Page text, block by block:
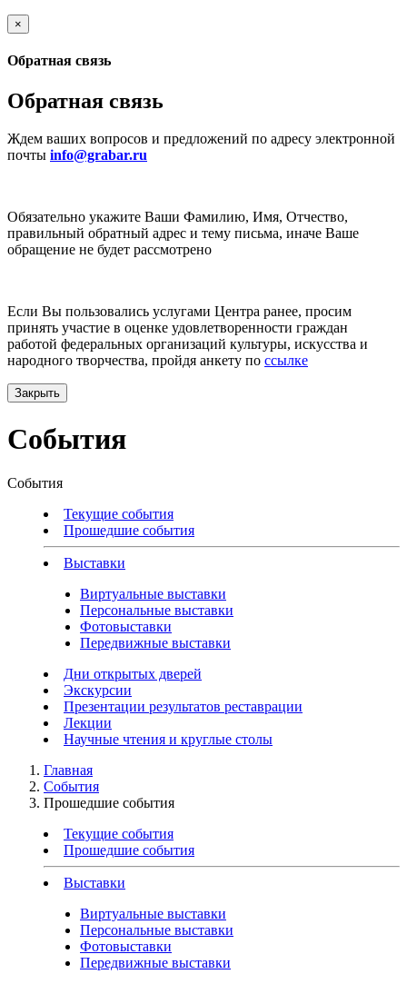
×
Обратная связь
Обратная связь
Ждем ваших вопросов и предложений по адресу электронной
почты info@grabar.ru
Обязательно укажите Ваши Фамилию, Имя, Отчество,
правильный обратный адрес и тему письма, иначе Ваше
обращение не будет рассмотрено
Если Вы пользовались услугами Центра ранее, просим
принять участие в оценке удовлетворенности граждан
работой федеральных организаций культуры, искусства и
народного творчества, пройдя анкету по ссылке
Закрыть
События
События
Текущие события
Прошедшие события
Выставки
Виртуальные выставки
Персональные выставки
Фотовыставки
Передвижные выставки
Дни открытых дверей
Экскурсии
Презентации результатов реставрации
Лекции
Научные чтения и круглые столы
Главная
События
Прошедшие события
Текущие события
Прошедшие события
Выставки
Виртуальные выставки
Персональные выставки
Фотовыставки
Передвижные выставки